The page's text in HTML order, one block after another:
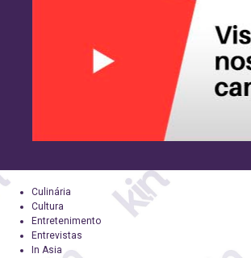
Culinária
Cultura
Entretenimento
Entrevistas
In Asia